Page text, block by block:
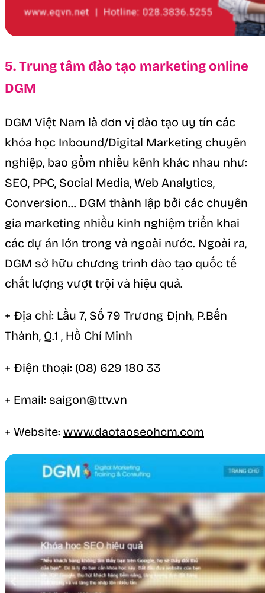
5. Trung tâm đào tạo marketing online
DGM
DGM Việt Nam là đơn vị đào tạo uy tín các
khóa học Inbound/Digital Marketing chuyên
nghiệp, bao gồm nhiều kênh khác nhau như:
SEO, PPC, Social Media, Web Analytics,
Conversion… DGM thành lập bởi các chuyên
gia marketing nhiều kinh nghiệm triển khai
các dự án lớn trong và ngoài nước. Ngoài ra,
DGM sở hữu chương trình đào tạo quốc tế
chất lượng vượt trội và hiệu quả.
+ Địa chỉ: Lầu 7, Số 79 Trương Định, P.Bến
Thành, Q.1 , Hồ Chí Minh
+ Điện thoại: (08) 629 180 33
+ Email: saigon@ttv.vn
+ Website: www.daotaoseohcm.com